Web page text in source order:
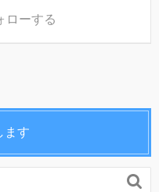
ローする
ます
